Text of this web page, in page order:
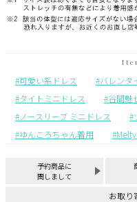
可愛い系ドレス バレンタ
タイトミニドレス
谷間魅
ノースリーブ ミニドレス
ゆんころちゃん着用
予約商品に
関しまして
お取り